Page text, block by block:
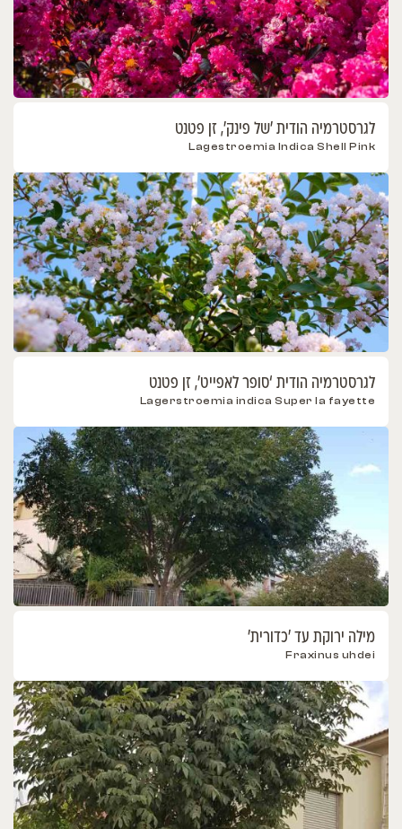
לגרסטרמיה הודית 'של פינק', זן פטנט
Lagestroemia Indica Shell Pink
לגרסטרמיה הודית ‘סופר לאפייט’, זן פטנט
Lagerstroemia indica Super la fayette
מילה ירוקת עד 'כדורית'
Fraxinus uhdei